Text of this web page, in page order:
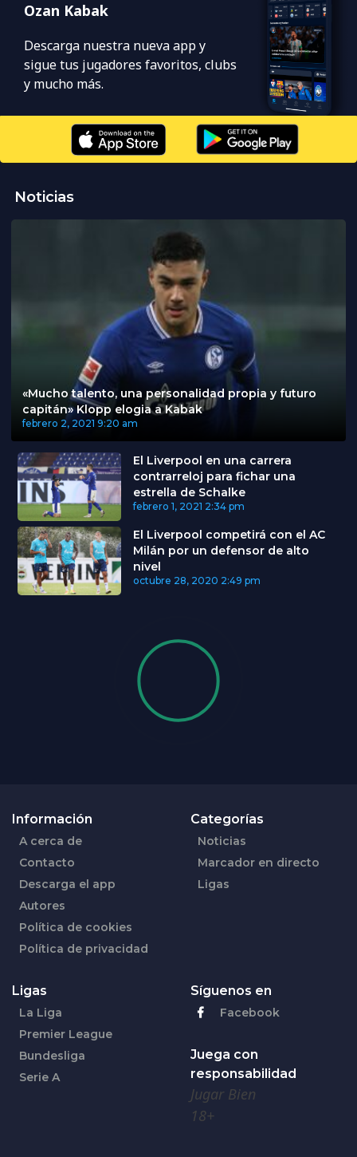
Ozan Kabak
Descarga nuestra nueva app y
sigue tus jugadores favoritos, clubs
y mucho más.
Noticias
«Mucho talento, una personalidad propia y futuro
capitán» Klopp elogia a Kabak
febrero 2, 2021 9:20 am
El Liverpool en una carrera
contrarreloj para fichar una
estrella de Schalke
febrero 1, 2021 2:34 pm
El Liverpool competirá con el AC
Milán por un defensor de alto
nivel
octubre 28, 2020 2:49 pm
Información
A cerca de
Contacto
Descarga el app
Autores
Política de cookies
Política de privacidad
Categorías
Noticias
Marcador en directo
Ligas
Ligas
La Liga
Premier League
Bundesliga
Serie A
Síguenos en
Facebook
Juega con
responsabilidad
Jugar Bien
18+